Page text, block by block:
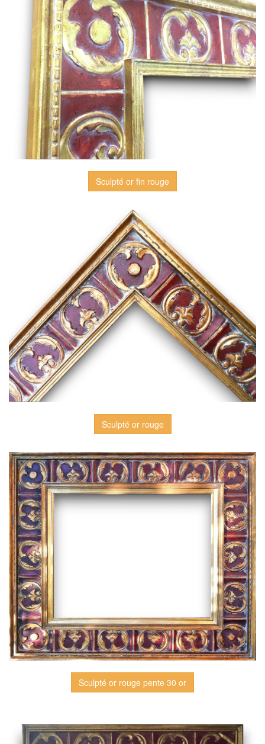
Sculpté or fin rouge
Sculpté or rouge
Sculpté or rouge pente 30 or